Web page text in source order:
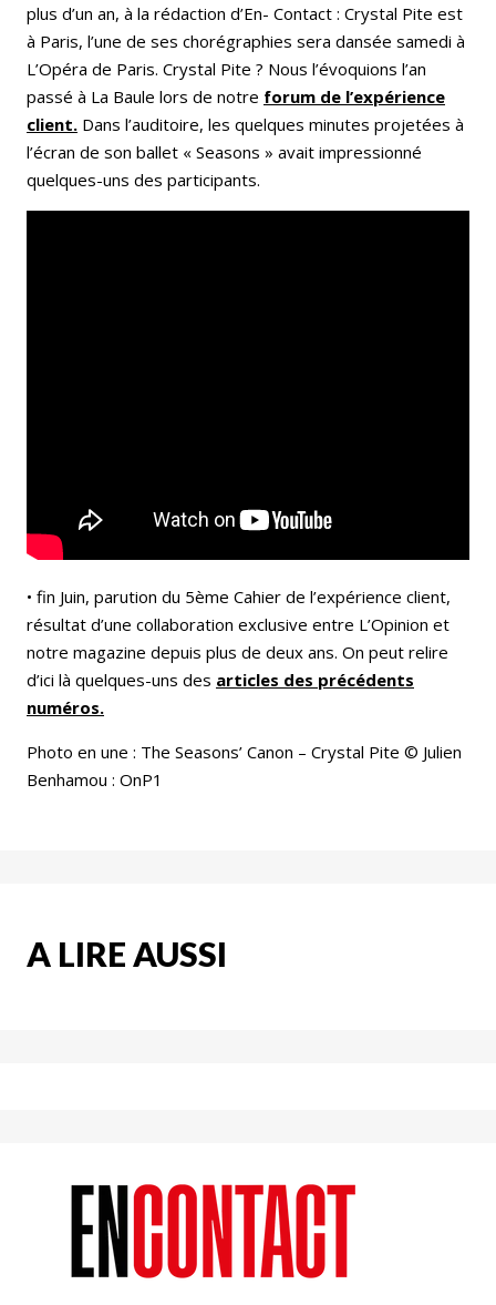
plus d’un an, à la rédaction d’En- Contact : Crystal Pite est
à Paris, l’une de ses chorégraphies sera dansée samedi à
L’Opéra de Paris. Crystal Pite ? Nous l’évoquions l’an
passé à La Baule lors de notre forum de l’expérience
client. Dans l’auditoire, les quelques minutes projetées à
l’écran de son ballet « Seasons » avait impressionné
quelques-uns des participants.
• fin Juin, parution du 5ème Cahier de l’expérience client,
résultat d’une collaboration exclusive entre L’Opinion et
notre magazine depuis plus de deux ans. On peut relire
d’ici là quelques-uns des articles des précédents
numéros.
Photo en une : The Seasons’ Canon – Crystal Pite © Julien
Benhamou : OnP1
A LIRE AUSSI